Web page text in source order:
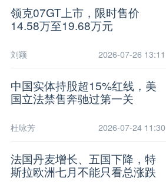
领克07GT上市，限时售价
14.58万至19.68万元
刘颖 2026-07-26 13:11
中国实体持股超15%红线，美
国立法禁售奔驰过第一关
杜咏芳 2026-07-24 11:30
法国丹麦增长、五国下降，特
斯拉欧洲七月不能只看总涨跌